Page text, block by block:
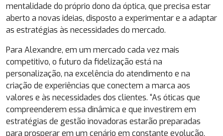
mentalidade do próprio dono da óptica, que precisa estar
aberto a novas ideias, disposto a experimentar e a adaptar
as estratégias às necessidades do mercado.
Para Alexandre, em um mercado cada vez mais
competitivo, o futuro da fidelização está na
personalização, na excelência do atendimento e na
criação de experiências que conectem a marca aos
valores e às necessidades dos clientes. “As óticas que
compreenderem essa dinâmica e que investirem em
estratégias de gestão inovadoras estarão preparadas
para prosperar em um cenário em constante evolução,